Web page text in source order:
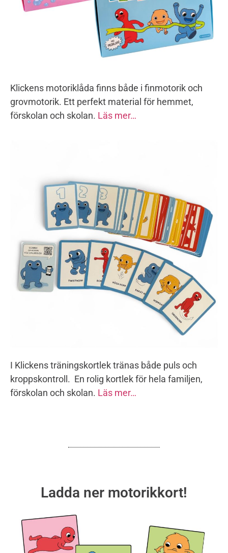
Klickens motoriklåda finns både i finmotorik och
grovmotorik. Ett perfekt material för hemmet,
förskolan och skolan. Läs mer…
I Klickens träningskortlek tränas både puls och
kroppskontroll. En rolig kortlek för hela familjen,
förskolan och skolan. Läs mer…
Ladda ner motorikkort!